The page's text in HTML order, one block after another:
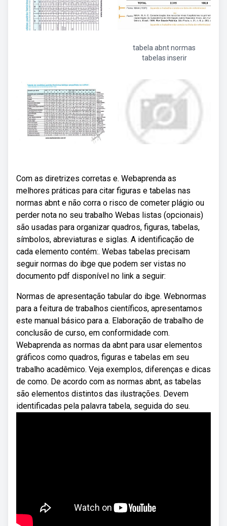
tabela abnt normas
tabelas inserir
Com as diretrizes corretas e. Webaprenda as
melhores práticas para citar figuras e tabelas nas
normas abnt e não corra o risco de cometer plágio ou
perder nota no seu trabalho Webas listas (opcionais)
são usadas para organizar quadros, figuras, tabelas,
símbolos, abreviaturas e siglas. A identificação de
cada elemento contém:. Webas tabelas precisam
seguir normas do ibge que podem ser vistas no
documento pdf disponível no link a seguir:
Normas de apresentação tabular do ibge. Webnormas
para a feitura de trabalhos científicos, apresentamos
este manual básico para a. Elaboração de trabalho de
conclusão de curso, em conformidade com.
Webaprenda as normas da abnt para usar elementos
gráficos como quadros, figuras e tabelas em seu
trabalho acadêmico. Veja exemplos, diferenças e dicas
de como. De acordo com as normas abnt, as tabelas
são elementos distintos das ilustrações. Devem
identificadas pela palavra tabela, seguida do seu.